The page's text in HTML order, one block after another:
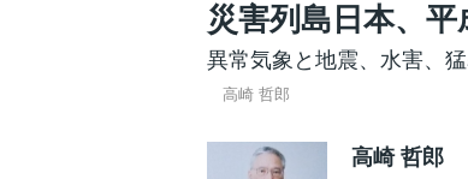
災害列島日本、
異常気象と地震、水害、
高崎 哲郎
高崎 哲郎